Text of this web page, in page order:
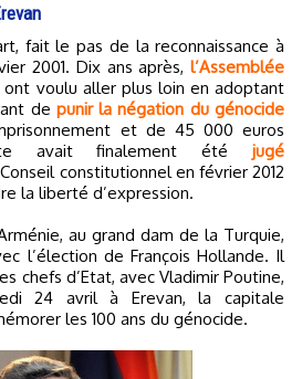
2001. Dix ans après, l’Assemblée
ont voulu aller plus loin en adoptant
de punir la négation du génocide
et de 45 000 euros
avait finalement été jugé
constitutionnel en février 2012
la liberté d’expression.
au grand dam de la Turquie,
l’élection de François Hollande. Il
chefs d’Etat, avec Vladimir Poutine,
24 avril à Erevan, la capitale
les 100 ans du génocide.